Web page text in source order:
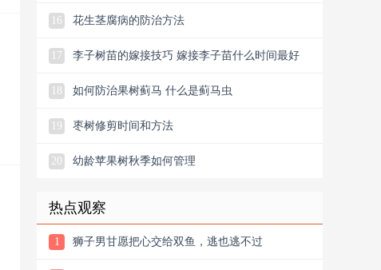
16
花生茎腐病的防治方法
17 李子树苗的嫁接技巧 嫁接李子苗什么时间最好
18 如何防治果树蓟马 什么是蓟马虫
19 枣树修剪时间和方法
20 幼龄苹果树秋季如何管理
热点观察
1 狮子男甘愿把心交给双鱼，逃也逃不过